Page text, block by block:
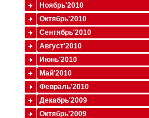
Ноябрь'2010
Октябрь'2010
Сентябрь'2010
Август'2010
Июнь'2010
Май'2010
Февраль'2010
Декабрь'2009
Октябрь'2009